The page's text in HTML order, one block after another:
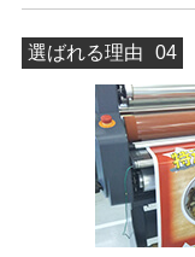
選ばれる理由 04